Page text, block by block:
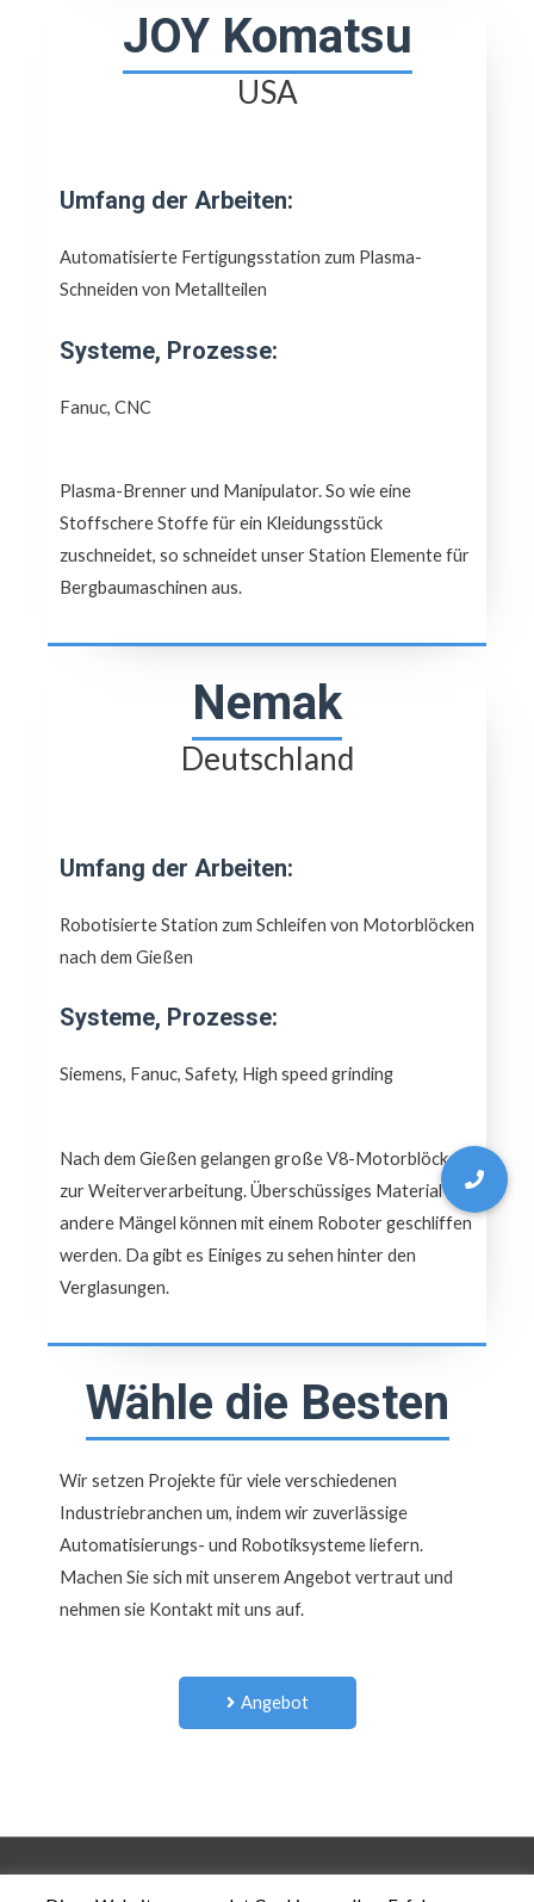
JOY Komatsu
USA
Umfang der Arbeiten:
Automatisierte Fertigungsstation zum Plasma-
Schneiden von Metallteilen
Systeme, Prozesse:
Fanuc, CNC
Plasma-Brenner und Manipulator. So wie eine
Stoffschere Stoffe für ein Kleidungsstück
zuschneidet, so schneidet unser Station Elemente für
Bergbaumaschinen aus.
Nemak
Deutschland
Umfang der Arbeiten:
Robotisierte Station zum Schleifen von Motorblöcken
nach dem Gießen
Systeme, Prozesse:
Siemens, Fanuc, Safety, High speed grinding
Nach dem Gießen gelangen große V8-Motorblöcke
zur Weiterverarbeitung. Überschüssiges Material und
andere Mängel können mit einem Roboter geschliffen
werden. Da gibt es Einiges zu sehen hinter den
Verglasungen.
Wähle die Besten
Wir setzen Projekte für viele verschiedenen
Industriebranchen um, indem wir zuverlässige
Automatisierungs- und Robotiksysteme liefern.
Machen Sie sich mit unserem Angebot vertraut und
nehmen sie Kontakt mit uns auf.
Angebot